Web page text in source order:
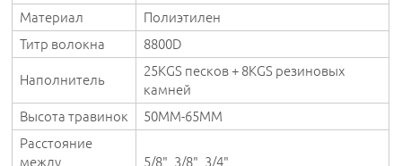
Материал
Полиэтилен
Титр волокна
8800D
Наполнитель
25KGS песков + 8KGS резиновых
камней
Высота травинок
50MM-65MM
Расстояние
между
5/8", 3/8", 3/4"